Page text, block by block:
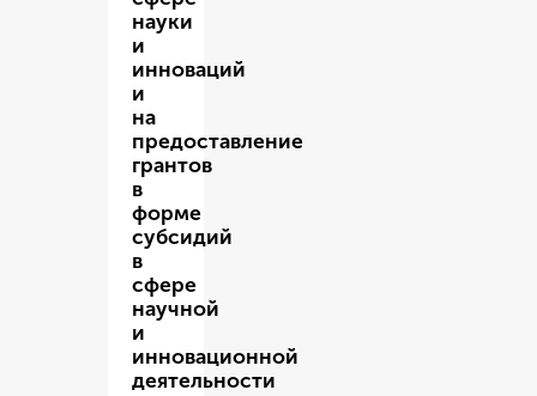
науки
и
инноваций
и
на
предоставление
грантов
в
форме
субсидий
в
сфере
научной
и
инновационной
деятельности